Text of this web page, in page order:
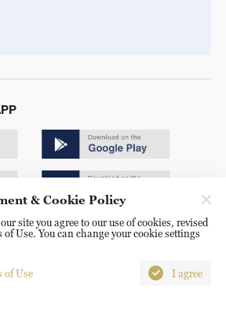
号
& Cookie Policy
site you agree to our use of cookies, revised
Use. You can change your cookie settings
of Use I agree